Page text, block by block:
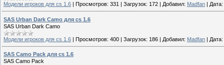
Модели игроков для cs 1.6 | Просмотров: 331 | Загрузок: 172 | Добавил: Madfan | Дата:
SAS Urban Dark Camo для cs 1.6
SAS Urban Dark Camo
Модели игроков для cs 1.6 | Просмотров: 400 | Загрузок: 186 | Добавил: Madfan | Дата:
SAS Camo Pack для cs 1.6
SAS Camo Pack